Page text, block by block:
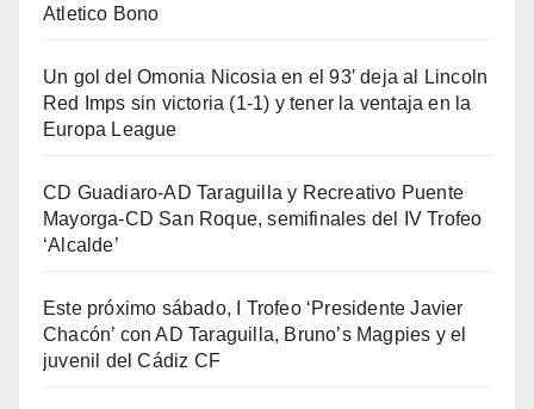
Atletico Bono
Un gol del Omonia Nicosia en el 93′ deja al Lincoln
Red Imps sin victoria (1-1) y tener la ventaja en la
Europa League
CD Guadiaro-AD Taraguilla y Recreativo Puente
Mayorga-CD San Roque, semifinales del IV Trofeo
‘Alcalde’
Este próximo sábado, I Trofeo ‘Presidente Javier
Chacón’ con AD Taraguilla, Bruno’s Magpies y el
juvenil del Cádiz CF